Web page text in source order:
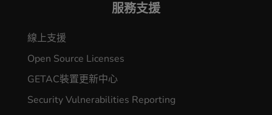
服務支援
線上支援
Open Source Licenses
GETAC裝置更新中心
Security Vulnerabilities Reporting